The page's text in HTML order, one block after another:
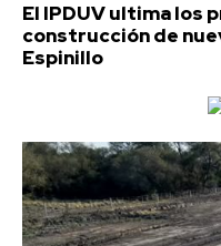
El IPDUV ultima los
construcción de
Espinillo